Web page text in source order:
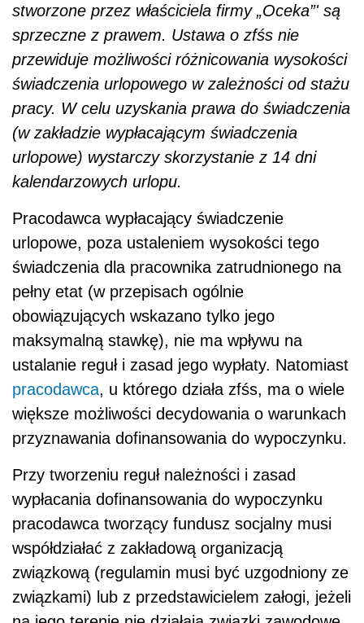
stworzone przez właściciela firmy „Oceka”' są
sprzeczne z prawem. Ustawa o zfśs nie
przewiduje możliwości różnicowania wysokości
świadczenia urlopowego w zależności od stażu
pracy. W celu uzyskania prawa do świadczenia
(w zakładzie wypłacającym świadczenia
urlopowe) wystarczy skorzystanie z 14 dni
kalendarzowych urlopu.
Pracodawca wypłacający świadczenie
urlopowe, poza ustaleniem wysokości tego
świadczenia dla pracownika zatrudnionego na
pełny etat (w przepisach ogólnie
obowiązujących wskazano tylko jego
maksymalną stawkę), nie ma wpływu na
ustalanie reguł i zasad jego wypłaty. Natomiast
pracodawca, u którego działa zfśs, ma o wiele
większe możliwości decydowania o warunkach
przyznawania dofinansowania do wypoczynku.
Przy tworzeniu reguł należności i zasad
wypłacania dofinansowania do wypoczynku
pracodawca tworzący fundusz socjalny musi
współdziałać z zakładową organizacją
związkową (regulamin musi być uzgodniony ze
związkami) lub z przedstawicielem załogi, jeżeli